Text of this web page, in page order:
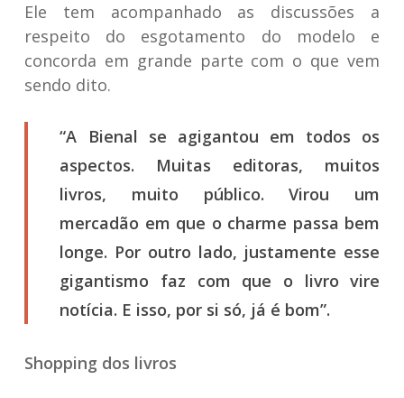
Ele tem acompanhado as discussões a
respeito do esgotamento do modelo e
concorda em grande parte com o que vem
sendo dito.
“A Bienal se agigantou em todos os
aspectos. Muitas editoras, muitos
livros, muito público. Virou um
mercadão em que o charme passa bem
longe. Por outro lado, justamente esse
gigantismo faz com que o livro vire
notícia. E isso, por si só, já é bom”.
Shopping dos livros